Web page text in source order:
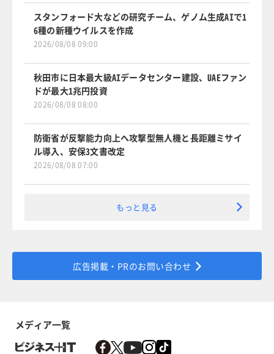
スタンフォード大などの研究チーム、ゲノム生成AIで1
6種の新種ウイルスを作成
2026/08/08 09:00
秋田市に日本最大級AIデータセンター建設、UAEファン
ドが最大1兆円投資
2026/08/08 08:00
防衛省が反撃能力向上へ攻撃型無人機と長距離ミサイ
ル導入、安保3文書改定
2026/08/08 07:00
もっと見る
広告掲載・PRのお問い合わせ
メディア一覧